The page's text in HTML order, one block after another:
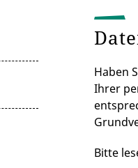
Haben
Ihrer
Bitte